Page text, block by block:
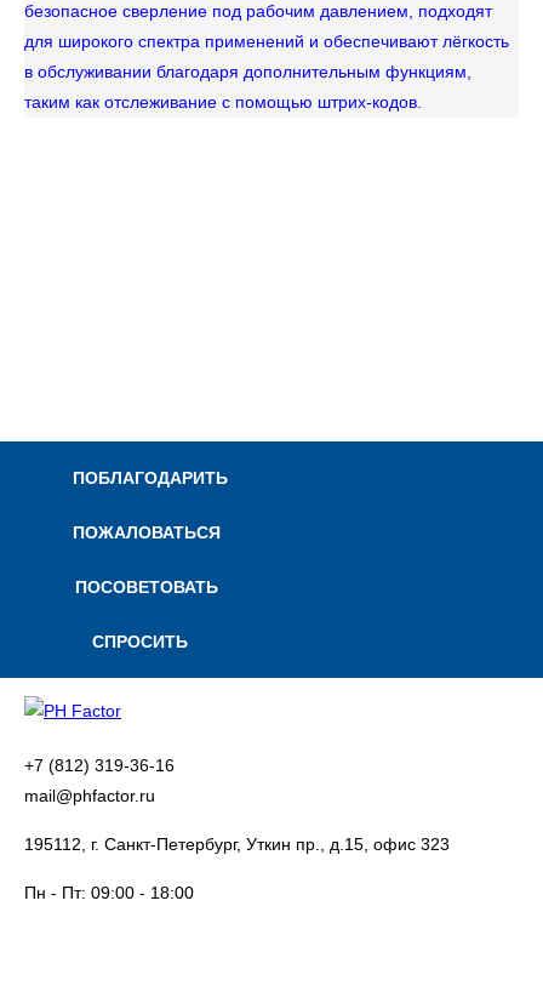
безопасное сверление под рабочим давлением, подходят
для широкого спектра применений и обеспечивают лёгкость
в обслуживании благодаря дополнительным функциям,
таким как отслеживание с помощью штрих-кодов.
ПОБЛАГОДАРИТЬ
ПОЖАЛОВАТЬСЯ
ПОСОВЕТОВАТЬ
СПРОСИТЬ
+7 (812) 319-36-16
mail@phfactor.ru
195112, г. Санкт-Петербург, Уткин пр., д.15, офис 323
Пн - Пт: 09:00 - 18:00